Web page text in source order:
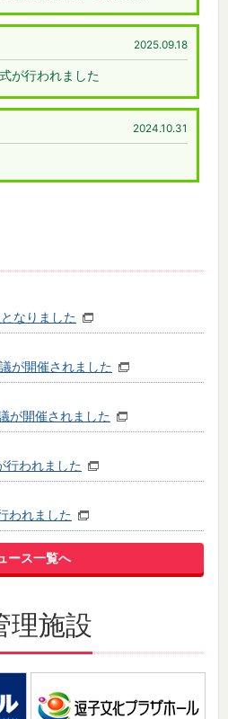
2025.09.18
が行われました
2024.10.31
なりました
が開催されました
が開催されました
行われました
われました
ース一覧へ
理施設